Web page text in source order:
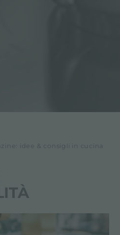
idee & consigli in cucina